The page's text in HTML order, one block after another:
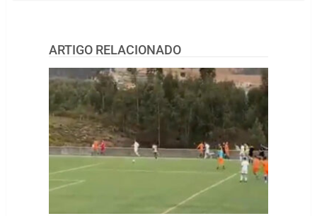
ARTIGO RELACIONADO